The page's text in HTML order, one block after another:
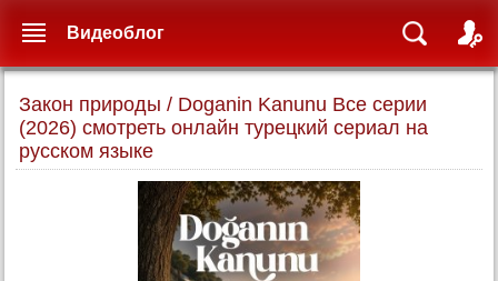
Закон природы / Doganin Kanunu Все серии
(2026) смотреть онлайн турецкий сериал на
русском языке
Видеоблог